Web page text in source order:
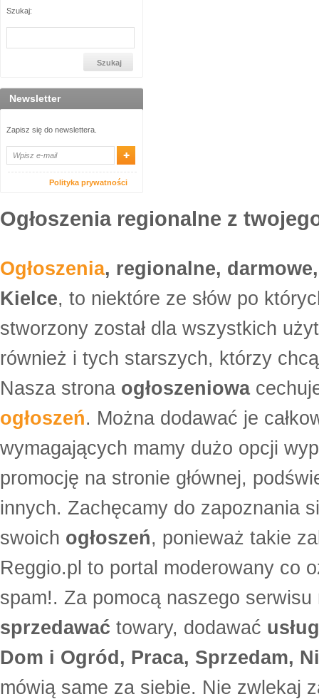
Szukaj:
Newsletter
Zapisz się do newslettera.
Polityka prywatności
Ogłoszenia regionalne z
Ogłoszenia, regionalne,
Kielce, to niektóre ze słów po
stworzony został dla wszystkich
również i tych starszych, którzy
Nasza strona ogłoszeniowa
ogłoszeń. Można dodawać je
wymagających mamy dużo opcji
promocję na stronie głównej,
innych. Zachęcamy do zapoznania
swoich ogłoszeń, ponieważ takie
Reggio.pl to portal moderowany co
spam!. Za pomocą naszego
sprzedawać towary, dodawać
Dom i Ogród, Praca, Sprzedam,
mówią same za siebie. Nie zwlekaj